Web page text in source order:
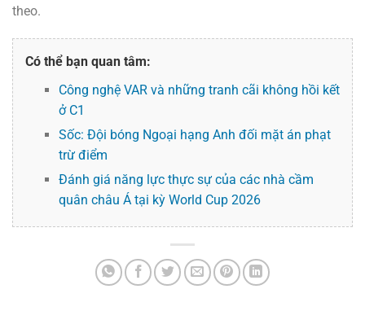
theo.
Có thể bạn quan tâm:
Công nghệ VAR và những tranh cãi không hồi kết
ở C1
Sốc: Đội bóng Ngoại hạng Anh đối mặt án phạt
trừ điểm
Đánh giá năng lực thực sự của các nhà cầm
quân châu Á tại kỳ World Cup 2026